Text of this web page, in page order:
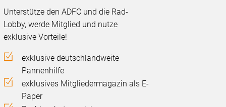
Unterstütze den ADFC und die Rad-
Lobby, werde Mitglied und nutze
exklusive Vorteile!
exklusive deutschlandweite
Pannenhilfe
exklusives Mitgliedermagazin als E-
Paper